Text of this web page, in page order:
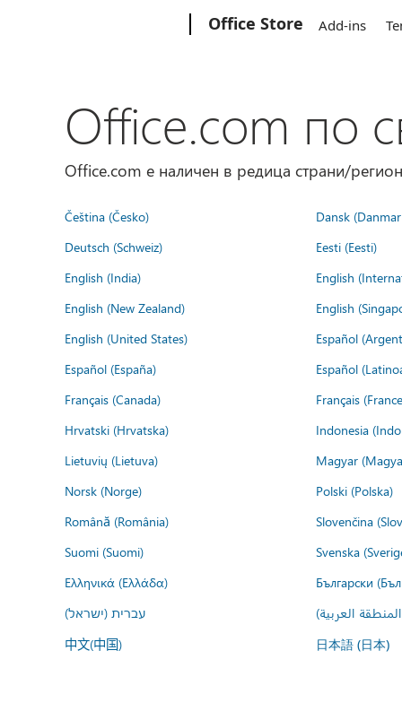
Office Store Add-ins
Office.com по
Office.com е наличен в редица страни/
Čeština (Česko)
Dansk
Deutsch (Schweiz)
Eesti (Eesti)
English (India)
English
English (New Zealand)
English
English (United States)
Español
Español (España)
Español
Français (Canada)
Français
Hrvatski (Hrvatska)
Indonesia
Lietuvių (Lietuva)
Magyar
Norsk (Norge)
Polski (Polska)
Română (România)
Slovenčina
Suomi (Suomi)
Svenska
Ελληνικά (Ελλάδα)
Български
עברית (ישראל)
العربية)
中文(中国)
日本語 (日本)